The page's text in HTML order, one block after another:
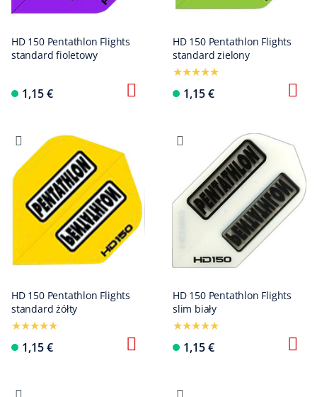
HD 150 Pentathlon Flights
standard fioletowy
1,15 €
HD 150 Pentathlon Flights
standard zielony
1,15 €
HD 150 Pentathlon Flights
standard żółty
1,15 €
HD 150 Pentathlon Flights
slim biały
1,15 €